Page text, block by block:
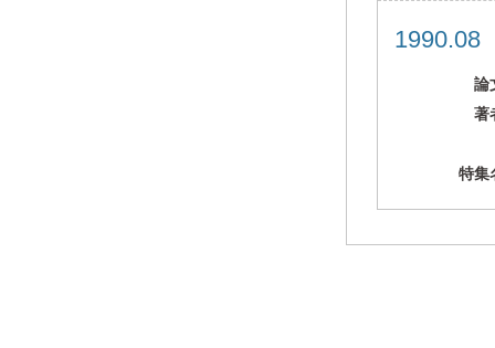
論
著
特集